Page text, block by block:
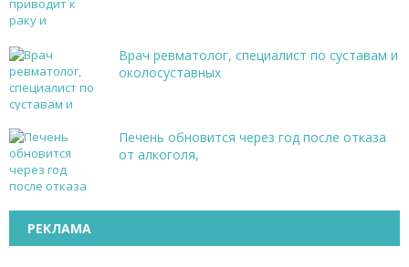
Врач ревматолог, специалист по суставам и
околосуставных
Печень обновится через год после отказа
от алкоголя,
РЕКЛАМА